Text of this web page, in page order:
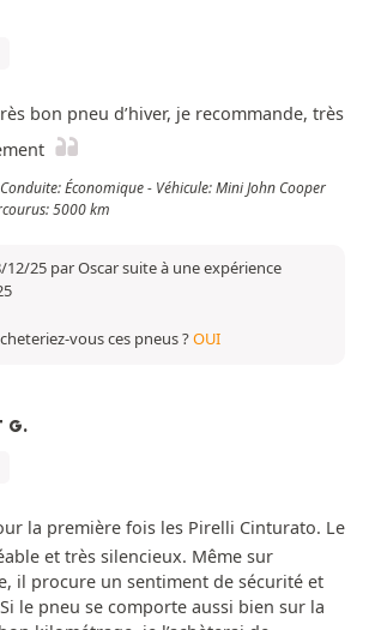
bon pneu d’hiver, je recommande, très
Économique - Véhicule: Mini John Cooper
5000 km
12/25 par Oscar suite à une expérience
vous ces pneus ?OUI
G.
la première fois les Pirelli Cinturato. Le
et très silencieux. Même sur
il procure un sentiment de sécurité et
le pneu se comporte aussi bien sur la